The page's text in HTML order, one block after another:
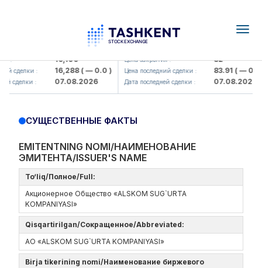
: 16,100
сделки : 16,288( — 0.0 )
сделки : 07.08.2026
KFSK (<Kafolat sug'urta
Цена закрытия : 82
Цена последний сделки : 83.91( — 0.0 )
Дата последней сделки : 07.08.2026
СУЩЕСТВЕННЫЕ ФАКТЫ
EMITENTNING NOMI/НАИМЕНОВАНИЕ
ЭМИТЕНТА/ISSUER'S NAME
To‘liq/Полное/Full:
Акционерное Общество «ALSKOM SUG`URTA
KOMPANIYASI»
Qisqartirilgan/Сокращенное/Abbreviated:
АО «ALSKOM SUG`URTA KOMPANIYASI»
Birja tikerining nomi/Наименование биржевого